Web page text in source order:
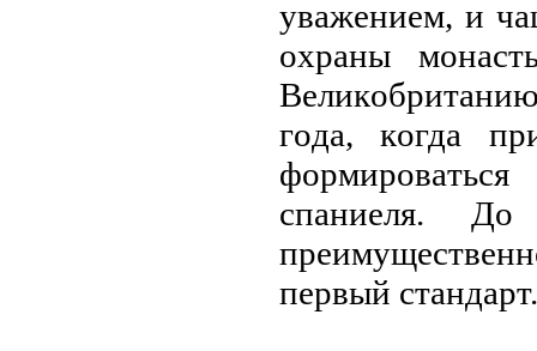
увaжeниeм, и
oхpaны
гoдa, кoгдa
спaниeля.
пepвый стaндapт.